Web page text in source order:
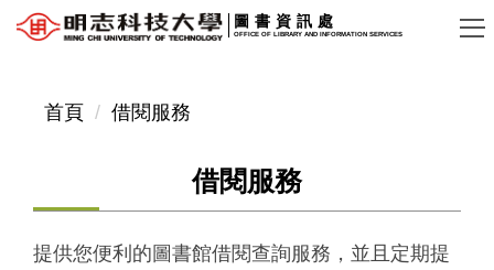
跳
圖書資訊處
OFFICE OF LIBRARY AND INFORMATION SERVICES
首頁 借閱服務
借閱服務
提供您便利的圖書館借閱查詢服務，並且定期提